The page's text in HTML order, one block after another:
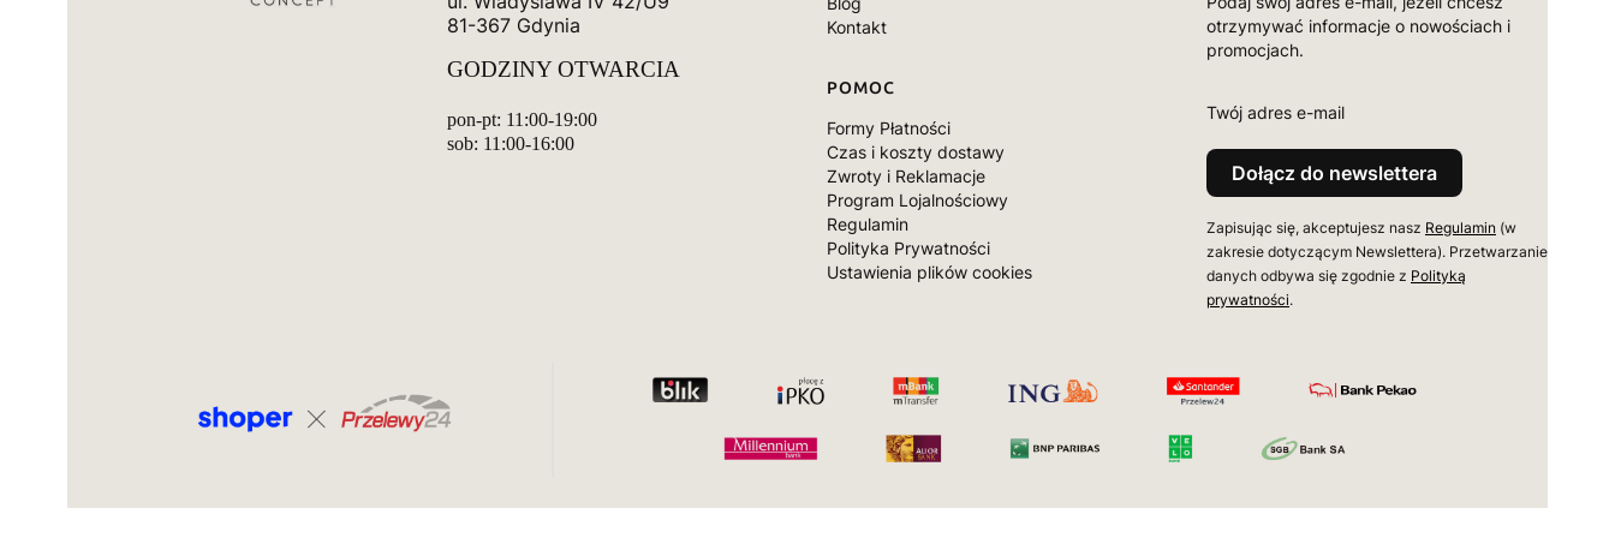
81-367 Gdynia
GODZINY OTWARCIA
pon-pt: 11:00-19:00
sob: 11:00-16:00
Kontakt
POMOC
Formy Płatności
Czas i koszty dostawy
Zwroty i Reklamacje
Program Lojalnościowy
Regulamin
Polityka Prywatności
Ustawienia plików cookies
otrzymywać informacje o nowościach i
promocjach.
Twój adres e-mail
Dołącz do newslettera
Zapisując się, akceptujesz nasz Regulamin (w
zakresie dotyczącym Newslettera). Przetwarzanie
danych odbywa się zgodnie z Polityką
prywatności.